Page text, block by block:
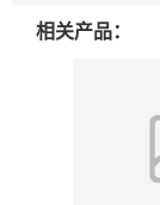
相关产品：